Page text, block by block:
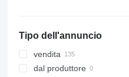
Tipo dell'annuncio
vendita
dal produttore